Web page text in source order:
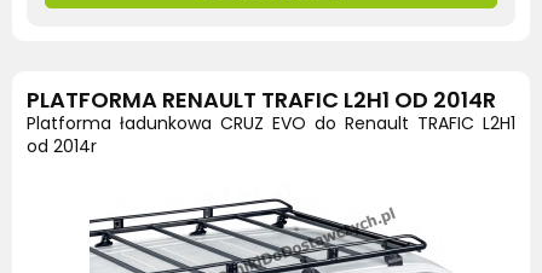
PLATFORMA RENAULT TRAFIC L2H1 OD 2014R
Platforma ładunkowa CRUZ EVO do Renault TRAFIC L2H1
od 2014r